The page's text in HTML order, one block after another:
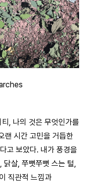
, 나의 것은 무엇인가를
랜 시간 고민을 거듭한
고 보았다. 내가 풍경을
닭살, 쭈뼛쭈뼛 스는 털,
직관적 느낌과